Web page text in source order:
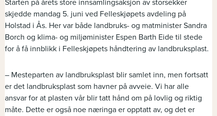
Starten på årets store innsamlingsaksjon av storsekker
skjedde mandag 5. juni ved Felleskjøpets avdeling på
Holstad i Ås. Her var både landbruks- og matminister Sandra
Borch og klima- og miljøminister Espen Barth Eide til stede
for å få innblikk i Felleskjøpets håndtering av landbruksplast.
– Mesteparten av landbruksplast blir samlet inn, men fortsatt
er det landbruksplast som havner på avveie. Vi har alle
ansvar for at plasten vår blir tatt hånd om på lovlig og riktig
måte. Dette er også noe næringa er opptatt av, og det er